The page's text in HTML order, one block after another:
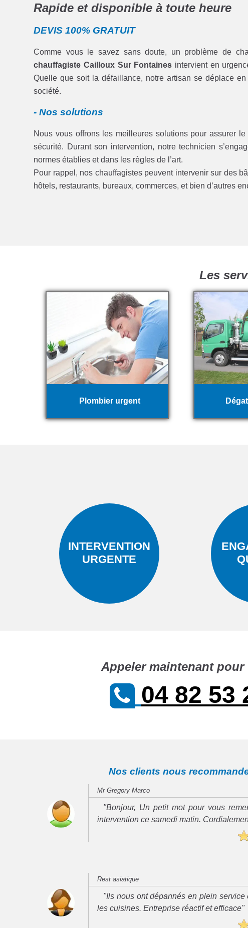
Rapide et disponible à toute heure
DEVIS 100% GRATUIT
Comme vous le savez sans doute, un problème de
chauffagiste Cailloux Sur Fontaines intervient en
Quelle que soit la défaillance, notre artisan se déplace
société.
- Nos solutions
Nous vous offrons les meilleures solutions pour assurer
sécurité. Durant son intervention, notre technicien
normes établies et dans les règles de l’art.
Pour rappel, nos chauffagistes peuvent intervenir sur des
hôtels, restaurants, bureaux, commerces, et bien d’autres
Les
Plombier urgent
INTERVENTION
URGENTE
Appeler maintenant
04 82 53
Nos clients nous
Mr Gregory Marco
"Bonjour, Un petit mot pour vous
intervention ce samedi matin.
Rest asiatique
"Ils nous ont dépannés en plein service
les cuisines. Entreprise réactif et efficace"